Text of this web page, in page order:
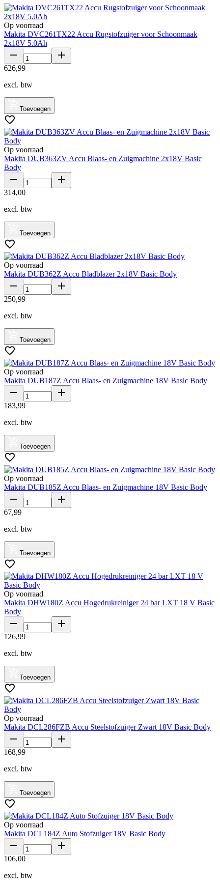
Op voorraad
Makita DVC261TX22 Accu Rugstofzuiger voor Schoonmaak
2x18V 5.0Ah
626,99
excl. btw
Toevoegen
Op voorraad
Makita DUB363ZV Accu Blaas- en Zuigmachine 2x18V Basic
Body
314,00
excl. btw
Toevoegen
Op voorraad
Makita DUB362Z Accu Bladblazer 2x18V Basic Body
250,99
excl. btw
Toevoegen
Op voorraad
Makita DUB187Z Accu Blaas- en Zuigmachine 18V Basic Body
183,99
excl. btw
Toevoegen
Op voorraad
Makita DUB185Z Accu Blaas- en Zuigmachine 18V Basic Body
67,99
excl. btw
Toevoegen
Op voorraad
Makita DHW180Z Accu Hogedrukreiniger 24 bar LXT 18 V Basic
Body
126,99
excl. btw
Toevoegen
Op voorraad
Makita DCL286FZB Accu Steelstofzuiger Zwart 18V Basic Body
168,99
excl. btw
Toevoegen
Op voorraad
Makita DCL184Z Auto Stofzuiger 18V Basic Body
106,00
excl. btw